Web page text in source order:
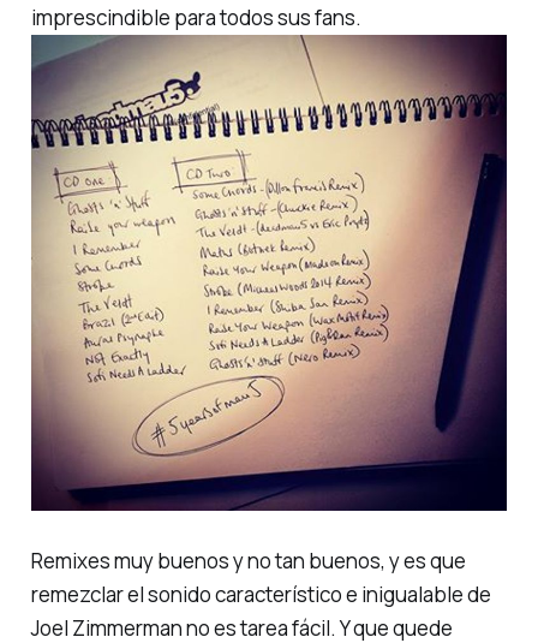
imprescindible para todos sus fans.
Remixes muy buenos y no tan buenos, y es que
remezclar el sonido característico e inigualable de
Joel Zimmerman no es tarea fácil. Y que quede